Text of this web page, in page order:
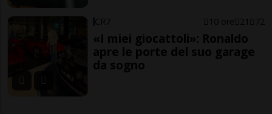
CR7 10 ore 21 72
«I miei giocattoli»: Ronaldo
apre le porte del suo garage
da sogno